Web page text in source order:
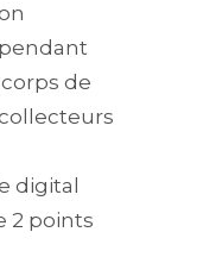
de
digital
2 points